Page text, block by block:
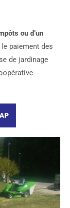
ou d’un
paiement des
de jardinage